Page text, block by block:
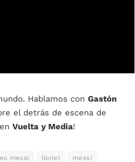
Hablamos con Gastón
el detrás de escena de
Vuelta y Media!
messi lionel messi